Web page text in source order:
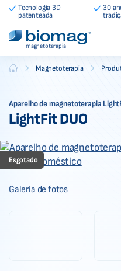
Tecnologia 3D
patenteada
30
magnetoterapia
Biomag Magnetoterapia
Aparelho de magnetoterapia
LightFit DUO
Esgotado
Galeria de fotos